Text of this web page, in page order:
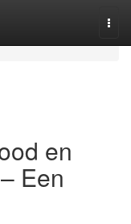
en
Een